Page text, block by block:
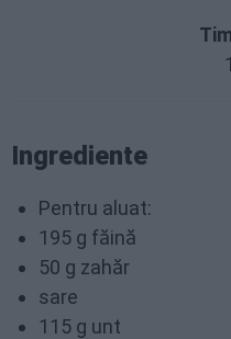
Ingrediente
Pentru aluat:
195 g făină
50 g zahăr
sare
115 g unt